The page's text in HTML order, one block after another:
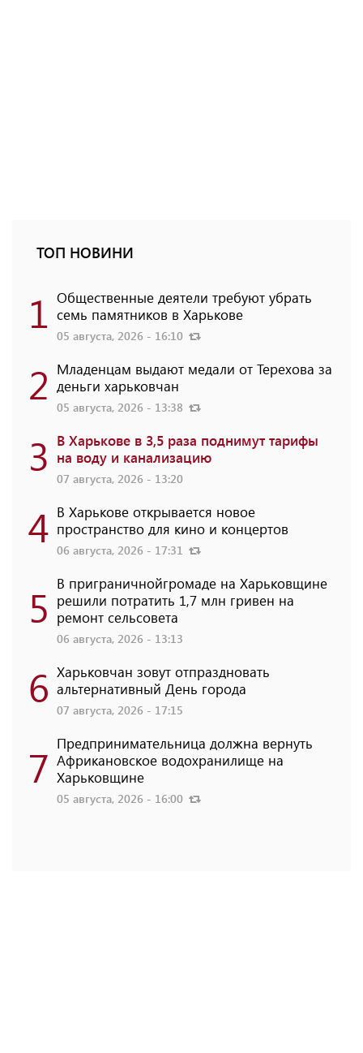
ТОП НОВИНИ
1 Общественные деятели требуют убрать
семь памятников в Харькове
05 августа, 2026 - 16:10
2 Младенцам выдают медали от Терехова за
деньги харьковчан
05 августа, 2026 - 13:38
3 В Харькове в 3,5 раза поднимут тарифы
на воду и канализацию
07 августа, 2026 - 13:20
4 В Харькове открывается новое
пространство для кино и концертов
06 августа, 2026 - 17:31
5 В приграничнойгромаде на Харьковщине
решили потратить 1,7 млн ​​гривен на
ремонт сельсовета
06 августа, 2026 - 13:13
6 Харьковчан зовут отпраздновать
альтернативный День города
07 августа, 2026 - 17:15
7 Предпринимательница должна вернуть
Африкановское водохранилище на
Харьковщине
05 августа, 2026 - 16:00